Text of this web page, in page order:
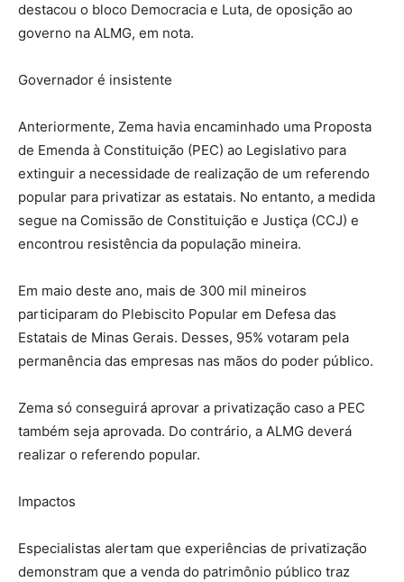
destacou o bloco Democracia e Luta, de oposição ao
governo na ALMG, em nota.
Governador é insistente
Anteriormente, Zema havia encaminhado uma Proposta
de Emenda à Constituição (PEC) ao Legislativo para
extinguir a necessidade de realização de um referendo
popular para privatizar as estatais. No entanto, a medida
segue na Comissão de Constituição e Justiça (CCJ) e
encontrou resistência da população mineira.
Em maio deste ano, mais de 300 mil mineiros
participaram do Plebiscito Popular em Defesa das
Estatais de Minas Gerais. Desses, 95% votaram pela
permanência das empresas nas mãos do poder público.
Zema só conseguirá aprovar a privatização caso a PEC
também seja aprovada. Do contrário, a ALMG deverá
realizar o referendo popular.
Impactos
Especialistas alertam que experiências de privatização
demonstram que a venda do patrimônio público traz